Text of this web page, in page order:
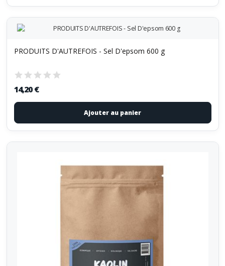
PRODUITS D'AUTREFOIS - Sel D'epsom 600 g
14,20 €
Ajouter au panier